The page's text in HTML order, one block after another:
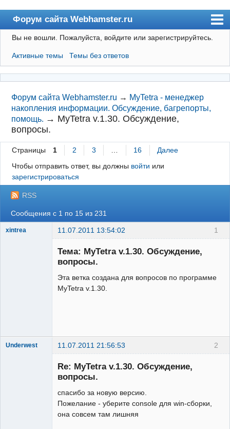
Форум сайта Webhamster.ru
Форум
Пользователи
Поиск
Регистрация
Вход
Webhamster.ru
Вы не вошли. Пожалуйста, войдите или зарегистрируйтесь.
Активные темы Темы без ответов
Форум сайта Webhamster.ru → MyTetra - менеджер
накопления информации. Обсуждение, багрепорты,
помощь. → MyTetra v.1.30. Обсуждение,
вопросы.
Страницы 1 2 3 … 16
Далее
Чтобы отправить ответ, вы должны войти или
зарегистрироваться
RSS
Сообщения с 1 по 15 из 231
1
xintrea 11.07.2011 13:54:02
Тема: MyTetra v.1.30. Обсуждение,
вопросы.
Эта ветка создана для вопросов по программе
MyTetra v.1.30.
2
Underwest 11.07.2011 21:56:53
Re: MyTetra v.1.30. Обсуждение,
вопросы.
спасибо за новую версию.
Пожелание - уберите console для win-сборки,
она совсем там лишняя